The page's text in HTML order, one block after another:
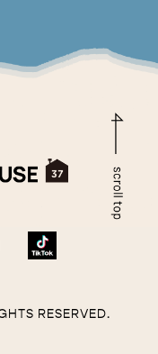
RESERVED.